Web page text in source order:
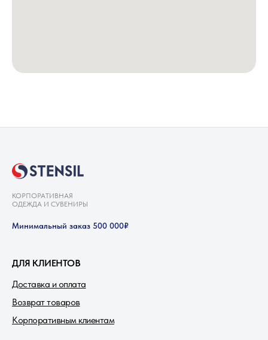
КОРПОРАТИВНАЯ
ОДЕЖДА И СУВЕНИРЫ
Минимальный заказ 500 000₽
Доставка и оплата
ДЛЯ КЛИЕНТОВ
Возврат товаров
Корпоративным клиентам